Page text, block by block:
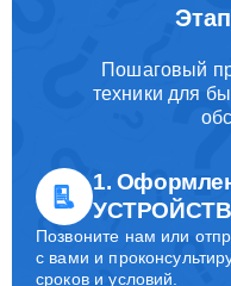
Пошаговый
техники для
1.
Позвоните нам или
с вами и
сроков и условий.